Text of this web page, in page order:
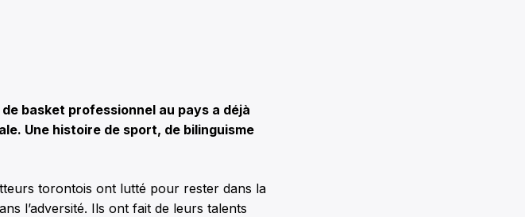
de basket professionnel au pays a déjà
Une histoire de sport, de bilinguisme
torontois ont lutté pour rester dans la
l’adversité. Ils ont fait de leurs talents